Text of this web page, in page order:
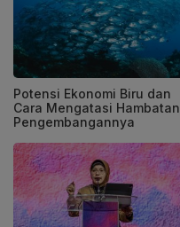
Potensi Ekonomi Biru dan
Cara Mengatasi Hambatan
Pengembangannya